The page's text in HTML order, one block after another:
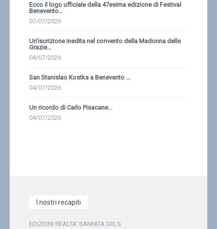
Ecco il logo ufficiale della 47esima edizione di Festival
Benevento...
07/07/2026
Un'iscrizione inedita nel convento della Madonna delle
Grazie...
04/07/2026
San Stanislao Kostka a Benevento ...
04/07/2026
Un ricordo di Carlo Pisacane...
04/07/2026
I nostri recapiti
EDIZIONI REALTA' SANNITA SRLS